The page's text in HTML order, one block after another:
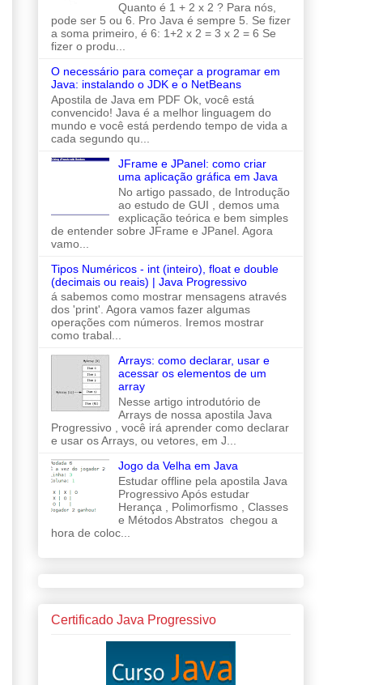
Quanto é 1 + 2 x 2 ? Para nós,
pode ser 5 ou 6. Pro Java é sempre 5. Se fizer
a soma primeiro, é 6: 1+2 x 2 = 3 x 2 = 6 Se
fizer o produ...
O necessário para começar a programar em
Java: instalando o JDK e o NetBeans
Apostila de Java em PDF Ok, você está
convencido! Java é a melhor linguagem do
mundo e você está perdendo tempo de vida a
cada segundo qu...
JFrame e JPanel: como criar
uma aplicação gráfica em Java
No artigo passado, de Introdução
ao estudo de GUI , demos uma
explicação teórica e bem simples
de entender sobre JFrame e JPanel. Agora
vamo...
Tipos Numéricos - int (inteiro), float e double
(decimais ou reais) | Java Progressivo
á sabemos como mostrar mensagens através
dos 'print'. Agora vamos fazer algumas
operações com números. Iremos mostrar
como trabal...
Arrays: como declarar, usar e
acessar os elementos de um
array
Nesse artigo introdutório de
Arrays de nossa apostila Java
Progressivo , você irá aprender como declarar
e usar os Arrays, ou vetores, em J...
Jogo da Velha em Java
Estudar offline pela apostila Java
Progressivo Após estudar
Herança , Polimorfismo , Classes
e Métodos Abstratos chegou a
hora de coloc...
Certificado Java Progressivo